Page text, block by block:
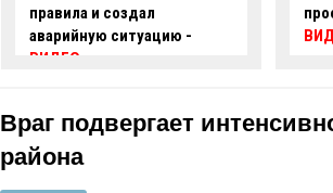
проехал на красный свет -
ВИДЕО
Враг подвергает
района